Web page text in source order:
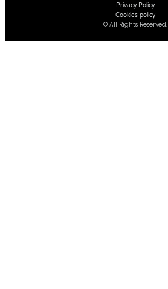
Privacy Policy
Cookies policy
© All Rights Reserved.